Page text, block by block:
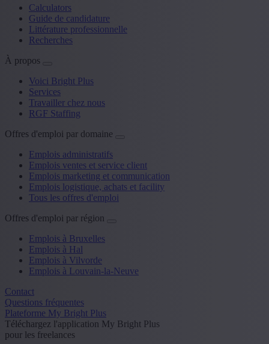
Calculators
Guide de candidature
Littérature professionnelle
Recherches
À propos
Voici Bright Plus
Services
Travailler chez nous
RGF Staffing
Offres d'emploi par domaine
Emplois administratifs
Emplois ventes et service client
Emplois marketing et communication
Emplois logistique, achats et facility
Tous les offres d'emploi
Offres d'emploi par région
Emplois à Bruxelles
Emplois à Hal
Emplois à Vilvorde
Emplois à Louvain-la-Neuve
Contact
Questions fréquentes
Plateforme My Bright Plus
Téléchargez l'application My Bright Plus
pour les freelances